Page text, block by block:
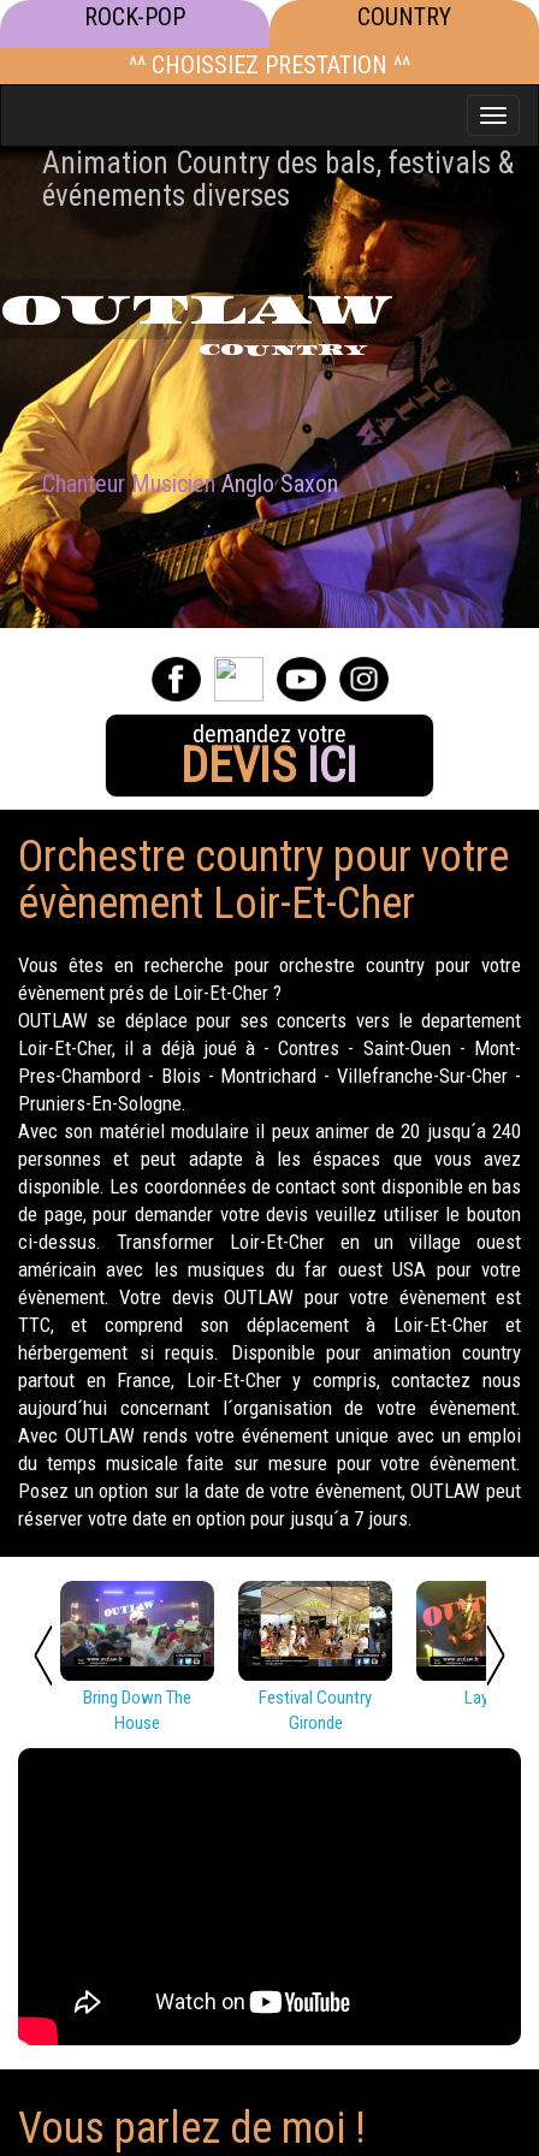
ROCK-POP
COUNTRY
^^ CHOISSIEZ PRESTATION ^^
Toggle
Animation Country des bals, festivals &
événements diverses
OUTLAW
COUNTRY
Chanteur MusicienAnglo Saxon
demandez votre
DEVIS ICI
Orchestre country pour votre
évènement Loir-Et-Cher
Vous êtes en recherche pour orchestre country pour votre
évènement prés de Loir-Et-Cher ?
OUTLAW se déplace pour ses concerts vers le departement
Loir-Et-Cher, il a déjà joué à - Contres - Saint-Ouen - Mont-
Pres-Chambord - Blois - Montrichard - Villefranche-Sur-Cher -
Pruniers-En-Sologne.
Avec son matériel modulaire il peux animer de 20 jusqu´a 240
personnes et peut adapte à les éspaces que vous avez
disponible. Les coordonnées de contact sont disponible en bas
de page, pour demander votre devis veuillez utiliser le bouton
ci-dessus. Transformer Loir-Et-Cher en un village ouest
américain avec les musiques du far ouest USA pour votre
évènement. Votre devis OUTLAW pour votre évènement est
TTC, et comprend son déplacement à Loir-Et-Cher et
hérbergement si requis. Disponible pour animation country
partout en France, Loir-Et-Cher y compris, contactez nous
aujourd´hui concernant l´organisation de votre évènement.
Avec OUTLAW rends votre événement unique avec un emploi
du temps musicale faite sur mesure pour votre évènement.
Posez un option sur la date de votre évènement, OUTLAW peut
réserver votre date en option pour jusqu´a 7 jours.
Bring Down The
House
Festival Country
Gironde
Lay Low
Vous parlez de moi !